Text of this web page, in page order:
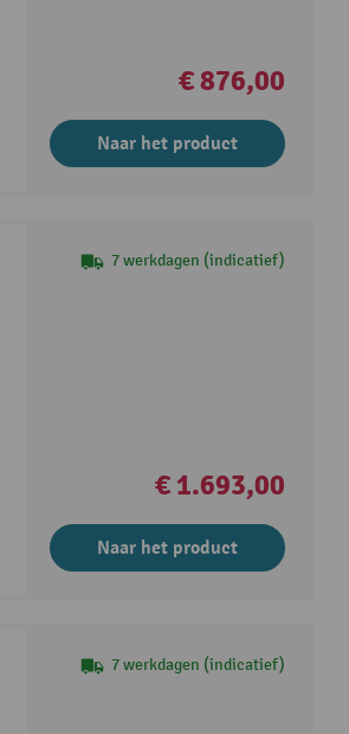
€ 876,00
Naar het product
7 werkdagen (indicatief)
€ 1.693,00
Naar het product
7 werkdagen (indicatief)